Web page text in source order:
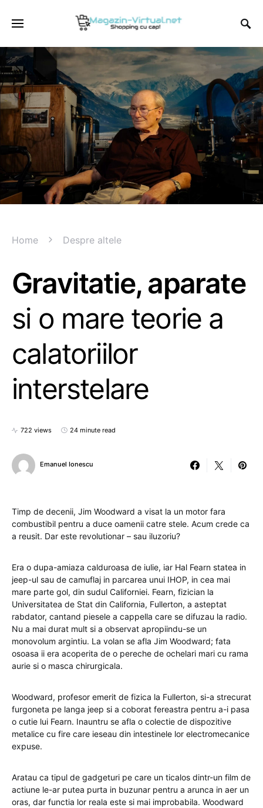
Home Despre altele
Gravitatie, aparate
si o mare teorie a
calatoriilor
interstelare
722 views 24 minute read
Emanuel Ionescu
Timp de decenii, Jim Woodward a visat la un motor fara
combustibil pentru a duce oamenii catre stele. Acum crede ca
a reusit. Dar este revolutionar – sau iluzoriu?
Era o dupa-amiaza calduroasa de iulie, iar Hal Fearn statea in
jeep-ul sau de camuflaj in parcarea unui IHOP, in cea mai
mare parte gol, din sudul Californiei. Fearn, fizician la
Universitatea de Stat din California, Fullerton, a asteptat
rabdator, cantand piesele a cappella care se difuzau la radio.
Nu a mai durat mult si a observat apropiindu-se un
monovolum argintiu. La volan se afla Jim Woodward; fata
osoasa ii era acoperita de o pereche de ochelari mari cu rama
aurie si o masca chirurgicala.
Woodward, profesor emerit de fizica la Fullerton, si-a strecurat
furgoneta pe langa jeep si a coborat fereastra pentru a-i pasa
o cutie lui Fearn. Inauntru se afla o colectie de dispozitive
metalice cu fire care ieseau din intestinele lor electromecanice
expuse.
Aratau ca tipul de gadgeturi pe care un ticalos dintr-un film de
actiune le-ar putea purta in buzunar pentru a arunca in aer un
oras, dar functia lor reala este si mai improbabila. Woodward